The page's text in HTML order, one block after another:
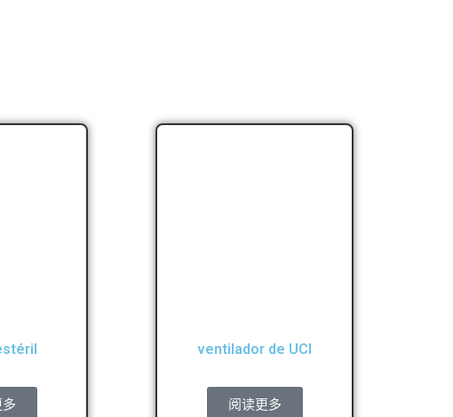
ventilador de UCI
阅读更多